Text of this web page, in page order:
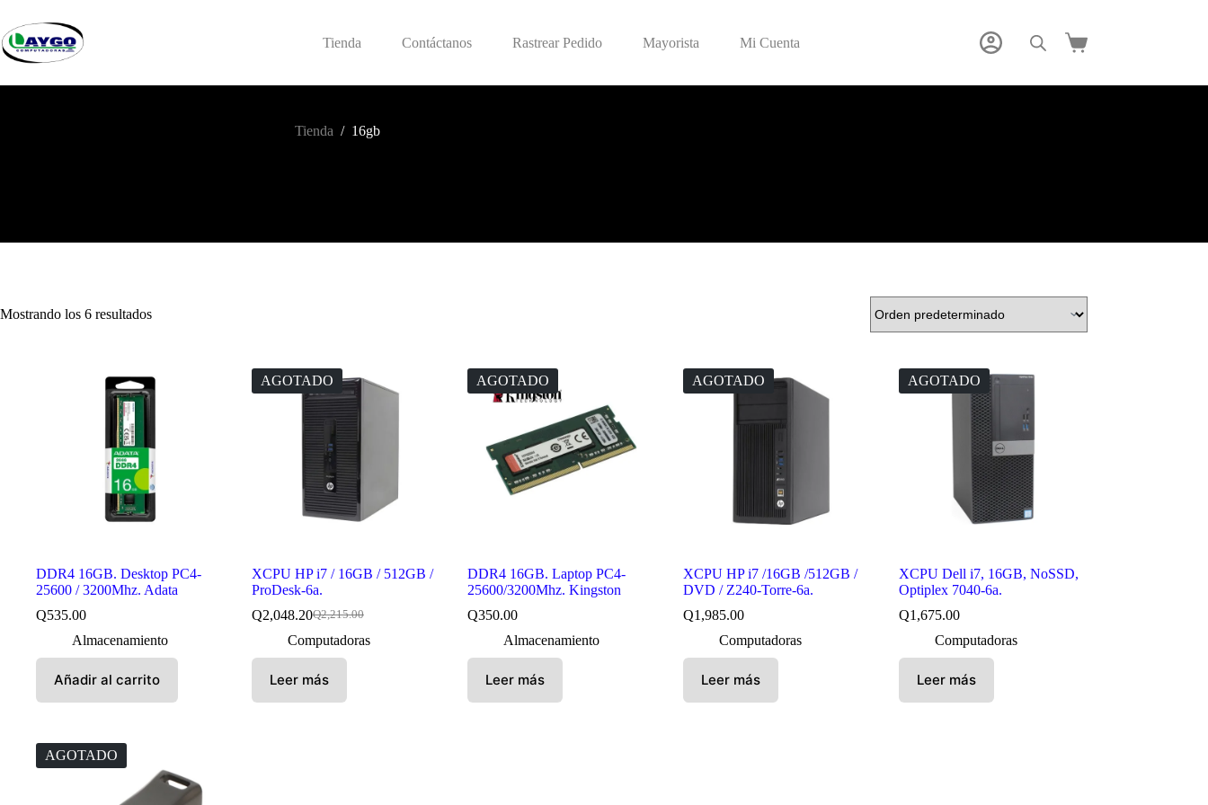
contenido
Tienda Contáctanos Rastrear Pedido Mayorista Mi Cuenta
Carro
Tienda / 16gb
Mostrando los 6 resultados
DDR4 16GB. Desktop PC4-
25600 / 3200Mhz. Adata
Q535.00
Almacenamiento
Añadir al carrito
AGOTADO
XCPU HP i7 / 16GB / 512GB /
ProDesk-6a.
Q2,215.00
El
precio
original
era:
Q2,215.00.
Q2,048.20El
precio
actual
es:
Q2,048.20.
Computadoras
Leer más
AGOTADO
DDR4 16GB. Laptop PC4-
25600/3200Mhz. Kingston
Q350.00
Almacenamiento
Leer más
AGOTADO
XCPU HP i7 /16GB /512GB /
DVD / Z240-Torre-6a.
Q1,985.00
Computadoras
Leer más
AGOTADO
XCPU Dell i7, 16GB, NoSSD,
Optiplex 7040-6a.
Q1,675.00
Computadoras
Leer más
AGOTADO